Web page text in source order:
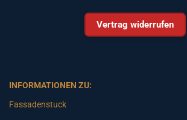
Vertrag widerrufen
INFORMATIONEN ZU:
Fassadenstuck